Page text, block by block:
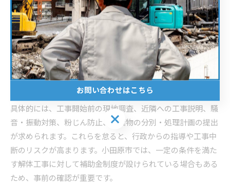
解体工事業登録をする際には、単に登録を済ませるだけでな
く、工事に関わる安全管理や産業廃棄物の適正処理、近隣住
民への配慮など、実務上のポイントも押さえておく必要があ
ります。特に小田原市では、空き家解体や老朽建物の撤去が
増加しており、トラブル防止のための事前説明や現場養生が
重視されています。
具体的には、工事開始前の現地調査、近隣への工事説明、騒
音・振動対策、粉じん防止、廃棄物の分別・処理計画の提出
が求められます。これらを怠ると、行政からの指導や工事中
断のリスクが高まります。小田原市では、一定の条件を満た
す解体工事に対して補助金制度が設けられている場合もある
ため、事前の確認が重要です。
お問い合わせはこちら
お問い合わせはこちら